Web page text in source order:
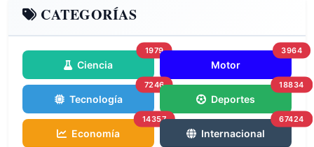
CATEGORÍAS
Ciencia
1979
Motor
3964
Tecnología
7246
Deportes
18834
Economía
14357
Internacional
67424